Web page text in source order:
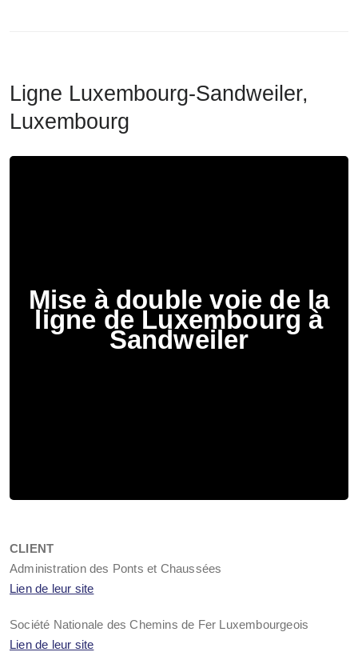
Ligne Luxembourg-Sandweiler,
Luxembourg
Mise à double voie de la
ligne de Luxembourg à
Sandweiler
CLIENT
Administration des Ponts et Chaussées
Lien de leur site
Société Nationale des Chemins de Fer Luxembourgeois
Lien de leur site